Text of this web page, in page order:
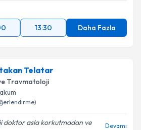
13:30 Daha Fazla
Telatar
Travmatoloji
doktor asla korkutmadan ve
Devamı